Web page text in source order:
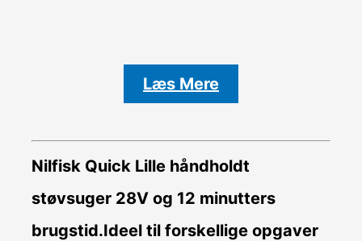
Læs Mere
Nilfisk Quick Lille håndholdt
støvsuger 28V og 12 minutters
brugstid.Ideel til forskellige opgaver